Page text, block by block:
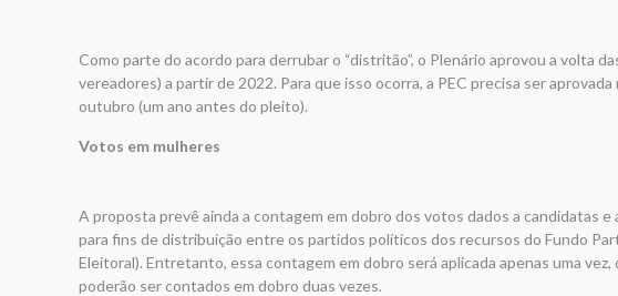
Como parte do acordo para derrubar o “distritão”, o Plenário aprovou a volta
vereadores) a partir de 2022. Para que isso ocorra, a PEC precisa ser
outubro (um ano antes do pleito).
Votos em mulheres
A proposta prevê ainda a contagem em dobro dos votos dados a candidatas
para fins de distribuição entre os partidos políticos dos recursos doFundo
Eleitoral). Entretanto, essa contagem em dobro será aplicada apenas uma
poderão ser contados em dobro duas vezes.